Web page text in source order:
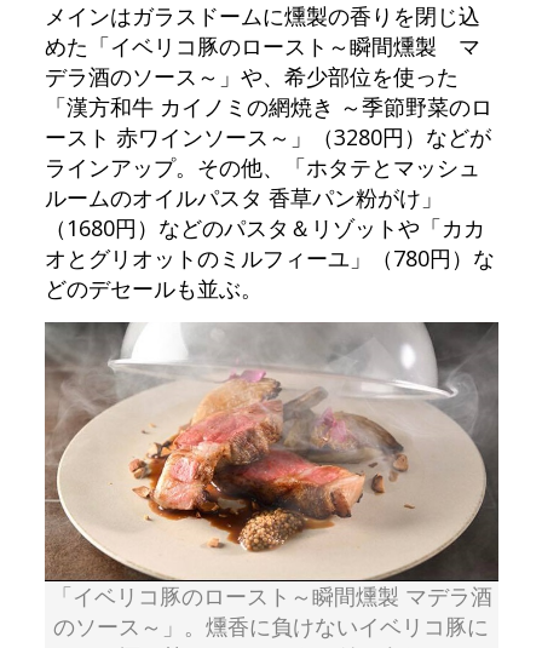
メインはガラスドームに燻製の香りを閉じ込
めた「イベリコ豚のロースト～瞬間燻製 マ
デラ酒のソース～」や、希少部位を使った
「漢方和牛 カイノミの網焼き ～季節野菜のロ
ースト 赤ワインソース～」（3280円）などが
ラインアップ。その他、「ホタテとマッシュ
ルームのオイルパスタ 香草パン粉がけ」
（1680円）などのパスタ＆リゾットや「カカ
オとグリオットのミルフィーユ」（780円）な
どのデセールも並ぶ。
「イベリコ豚のロースト～瞬間燻製 マデラ酒
のソース～」。燻香に負けないイベリコ豚に